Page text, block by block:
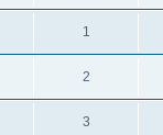
1
2
3